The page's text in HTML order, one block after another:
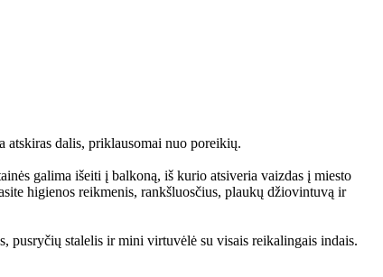
atskiras dalis, priklausomai nuo poreikių.
galima išeiti į balkoną, iš kurio atsiveria vaizdas į miesto
higienos reikmenis, rankšluosčius, plaukų džiovintuvą ir
pusryčių stalelis ir mini virtuvėlė su visais reikalingais indais.